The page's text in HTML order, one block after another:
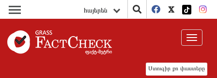
հայերեն
Ստուգիր քո փաստերը
Toggle